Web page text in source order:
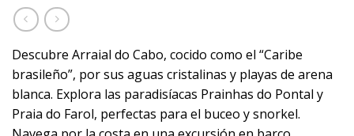
Descubre Arraial do Cabo, cocido como el “Caribe
brasileño”, por sus aguas cristalinas y playas de arena
blanca. Explora las paradisíacas Prainhas do Pontal y
Praia do Farol, perfectas para el buceo y snorkel.